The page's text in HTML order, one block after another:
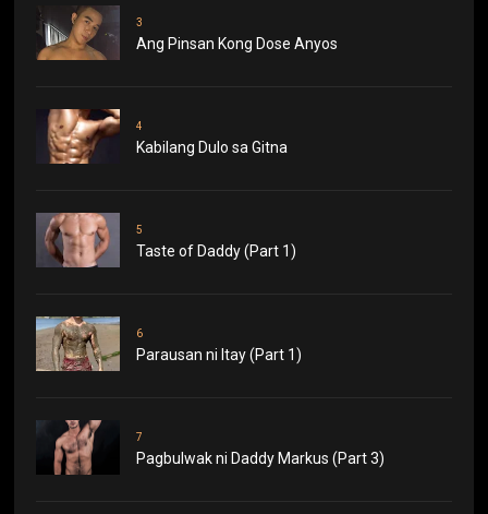
3
Ang Pinsan Kong Dose Anyos
4
Kabilang Dulo sa Gitna
5
Taste of Daddy (Part 1)
6
Parausan ni Itay (Part 1)
7
Pagbulwak ni Daddy Markus (Part 3)